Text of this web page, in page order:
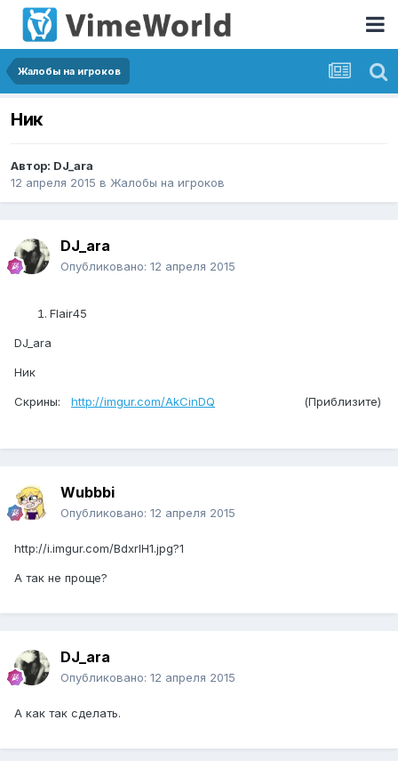
Жалобы на игроков
Ник
Автор: DJ_ara
12 апреля 2015 в Жалобы на игроков
DJ_ara
Опубликовано: 12 апреля 2015
Flair45
DJ_ara
Ник
Скрины: http://imgur.com/AkCinDQ (Приблизите)
Wubbbi
Опубликовано: 12 апреля 2015
http://i.imgur.com/BdxrlH1.jpg?1
А так не проще?
DJ_ara
Опубликовано: 12 апреля 2015
А как так сделать.